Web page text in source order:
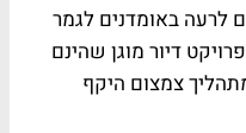
לרעה באומדנים לגמר
דיור מוגן שהינם
צמצום היקף